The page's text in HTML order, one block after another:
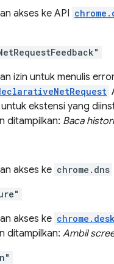
akses ke API
izin untuk menulis
ekstensi yang
ditampilkan: Baca
akses ke chrome.dns
akses ke
ditampilkan: Ambil